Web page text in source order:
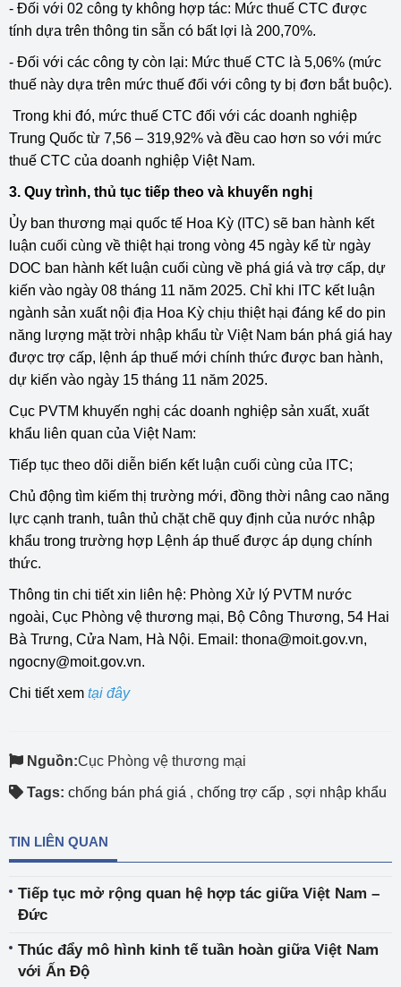
- Đối với 02 công ty không hợp tác: Mức thuế CTC được
tính dựa trên thông tin sẵn có bất lợi là 200,70%.
- Đối với các công ty còn lại: Mức thuế CTC là 5,06% (mức
thuế này dựa trên mức thuế đối với công ty bị đơn bắt buộc).
Trong khi đó, mức thuế CTC đối với các doanh nghiệp
Trung Quốc từ 7,56 – 319,92% và đều cao hơn so với mức
thuế CTC của doanh nghiệp Việt Nam.
3. Quy trình, thủ tục tiếp theo và khuyến nghị
Ủy ban thương mại quốc tế Hoa Kỳ (ITC) sẽ ban hành kết
luận cuối cùng về thiệt hại trong vòng 45 ngày kể từ ngày
DOC ban hành kết luận cuối cùng về phá giá và trợ cấp, dự
kiến vào ngày 08 tháng 11 năm 2025. Chỉ khi ITC kết luận
ngành sản xuất nội địa Hoa Kỳ chịu thiệt hại đáng kể do pin
năng lượng mặt trời nhập khẩu từ Việt Nam bán phá giá hay
được trợ cấp, lệnh áp thuế mới chính thức được ban hành,
dự kiến vào ngày 15 tháng 11 năm 2025.
Cục PVTM khuyến nghị các doanh nghiệp sản xuất, xuất
khẩu liên quan của Việt Nam:
Tiếp tục theo dõi diễn biến kết luận cuối cùng của ITC;
Chủ động tìm kiếm thị trường mới, đồng thời nâng cao năng
lực cạnh tranh, tuân thủ chặt chẽ quy định của nước nhập
khẩu trong trường hợp Lệnh áp thuế được áp dụng chính
thức.
Thông tin chi tiết xin liên hệ: Phòng Xử lý PVTM nước
ngoài, Cục Phòng vệ thương mại, Bộ Công Thương, 54 Hai
Bà Trưng, Cửa Nam, Hà Nội. Email: thona@moit.gov.vn,
ngocny@moit.gov.vn.
Chi tiết xem tại đây
Nguồn:Cục Phòng vệ thương mại
Tags: chống bán phá giá , chống trợ cấp , sợi nhập khẩu
TIN LIÊN QUAN
Tiếp tục mở rộng quan hệ hợp tác giữa Việt Nam –
Đức
Thúc đẩy mô hình kinh tế tuần hoàn giữa Việt Nam
với Ấn Độ